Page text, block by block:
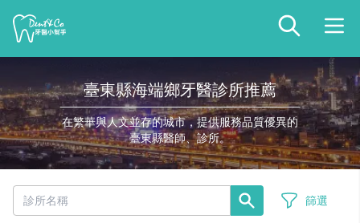
臺東縣海端鄉牙醫診所推薦
在繁華與人文並存的城市，提供服務品質優異的
臺東縣醫師、診所。
篩選